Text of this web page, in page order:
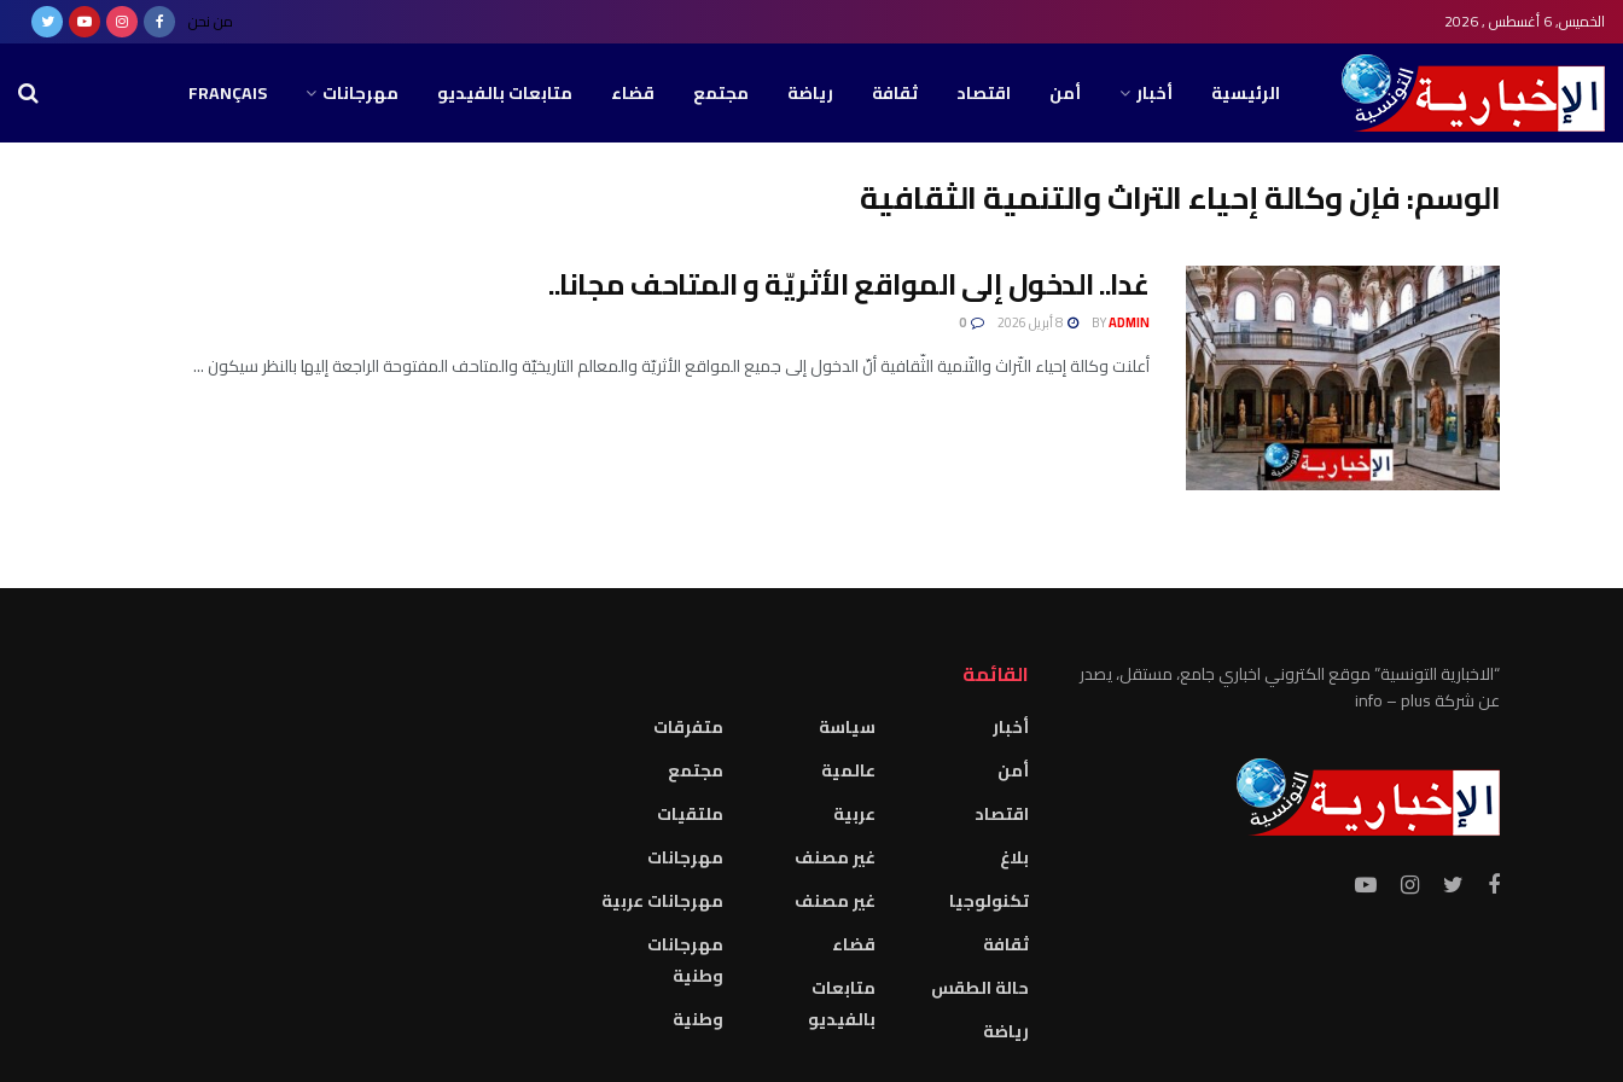
الخميس, 6 أغسطس , 2026 من نحن
الرئيسية أخبار أمن اقتصاد ثقافة رياضة مجتمع قضاء متابعات بالفيديو مهرجانات FRANÇAIS
الوسم:فإن وكالة إحياء التراث والتنمية الثقافية
غدا.. الدخول إلى المواقع الأثريّة و المتاحف مجانا..
BYADMIN
أعلنت وكالة إحياء التّراث والتّنمية الثّقافية أنّ الدخول إلى جميع المواقع الأثريّة والمعالم التاريخيّة والمتاحف المفتوحة الراجعة إليها بالنظر سيكون ...
“الاخبارية التونسية” موقع الكتروني اخباري جامع، مستقل، يصدر
عن شركة info – plus
القائمة
أخبار
أمن
اقتصاد
بلاغ
تكنولوجيا
ثقافة
حالة الطقس
رياضة
سياسة
عالمية
عربية
غير مصنف
غير مصنف
قضاء
متابعات
بالفيديو
متفرقات
مجتمع
ملتقيات
مهرجانات
مهرجانات عربية
مهرجانات
وطنية
وطنية